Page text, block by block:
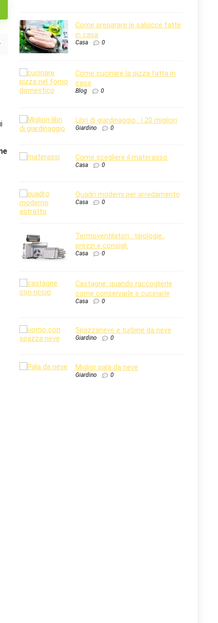
Come preparare le salsicce fatte
in casa
Casa 0
Come cucinare la pizza fatta in
casa
Blog 0
Libri di giardinaggio : i 20 migliori
Giardino 0
Come scegliere il materasso
Casa 0
Quadri moderni per arredamento
Casa 0
Termoventilatori : tipologie ,
prezzi e consigli.
Casa 0
Castagne: quando raccoglierle
come conservarle e cucinarle
Casa 0
Spazzaneve e turbine da neve
Giardino 0
Miglior pala da neve
Giardino 0